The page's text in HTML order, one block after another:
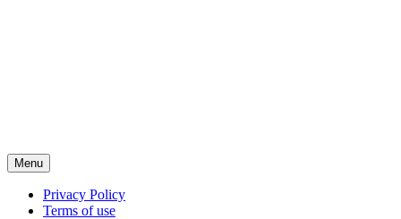
Menu
Privacy Policy
Terms of use